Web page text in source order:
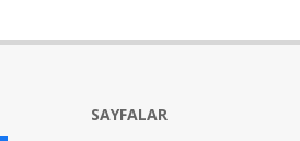
SAYFALAR